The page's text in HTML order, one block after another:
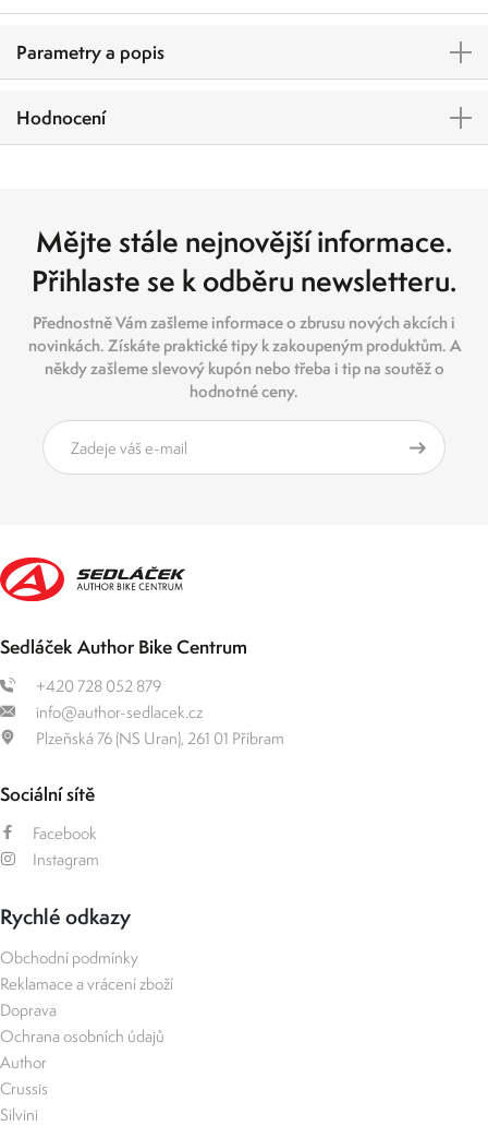
Parametry a popis
Hodnocení
Mějte stále nejnovější informace.
Přihlaste se k odběru newsletteru.
Přednostně Vám zašleme informace o zbrusu nových akcích i
novinkách. Získáte praktické tipy k zakoupeným produktům. A
někdy zašleme slevový kupón nebo třeba i tip na soutěž o
hodnotné ceny.
Sedláček Author Bike Centrum
+420 728 052 879
info@author-sedlacek.cz
Plzeňská 76 (NS Uran), 261 01 Příbram
Sociální sítě
Facebook
Instagram
Rychlé odkazy
Obchodní podmínky
Reklamace a vrácení zboží
Doprava
Ochrana osobních údajů
Author
Crussis
Silvini